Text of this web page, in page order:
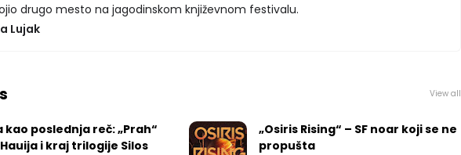
drugo mesto na jagodinskom književnom festivalu.
Lujak
View all
kao poslednja reč: „Prah“
i kraj trilogije Silos
„Osiris Rising“ – SF noar koji se ne
propušta